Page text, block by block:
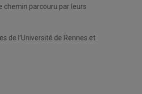
chemin parcouru par leurs
de l’Université de Rennes et